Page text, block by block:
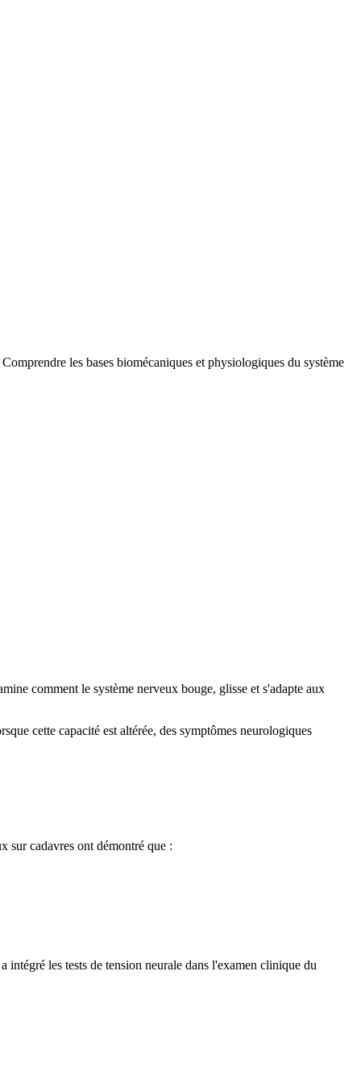
les bases biomécaniques et physiologiques du système
comment le système nerveux bouge, glisse et s'adapte aux
cette capacité est altérée, des symptômes neurologiques
sur cadavres ont démontré que :
les tests de tension neurale dans l'examen clinique du